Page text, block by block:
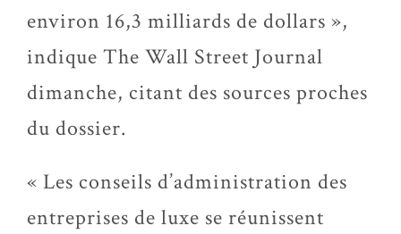
environ 16,3 milliards de dollars »,
indique The Wall Street Journal
dimanche, citant des sources proches
du dossier.
« Les conseils d’administration des
entreprises de luxe se réunissent